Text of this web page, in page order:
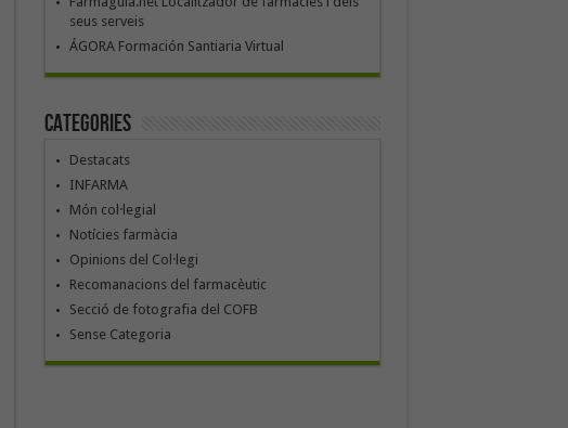
seus serveis
ÁGORA Formación Santiaria Virtual
Categories
Destacats
INFARMA
Món col·legial
Notícies farmàcia
Opinions del Col·legi
Recomanacions del farmacèutic
Secció de fotografia del COFB
Sense Categoria